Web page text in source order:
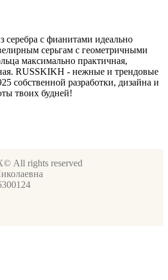
серебра c фианитами идеально
серьгам с геометричными
максимально практичная,
RUSSKIKH - нежные и трендовые
собственной разработки, дизайна и
твоих будней!
rights reserved